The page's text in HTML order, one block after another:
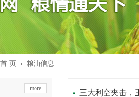
首 页 › 粮油信息
more 三大利空夹击，